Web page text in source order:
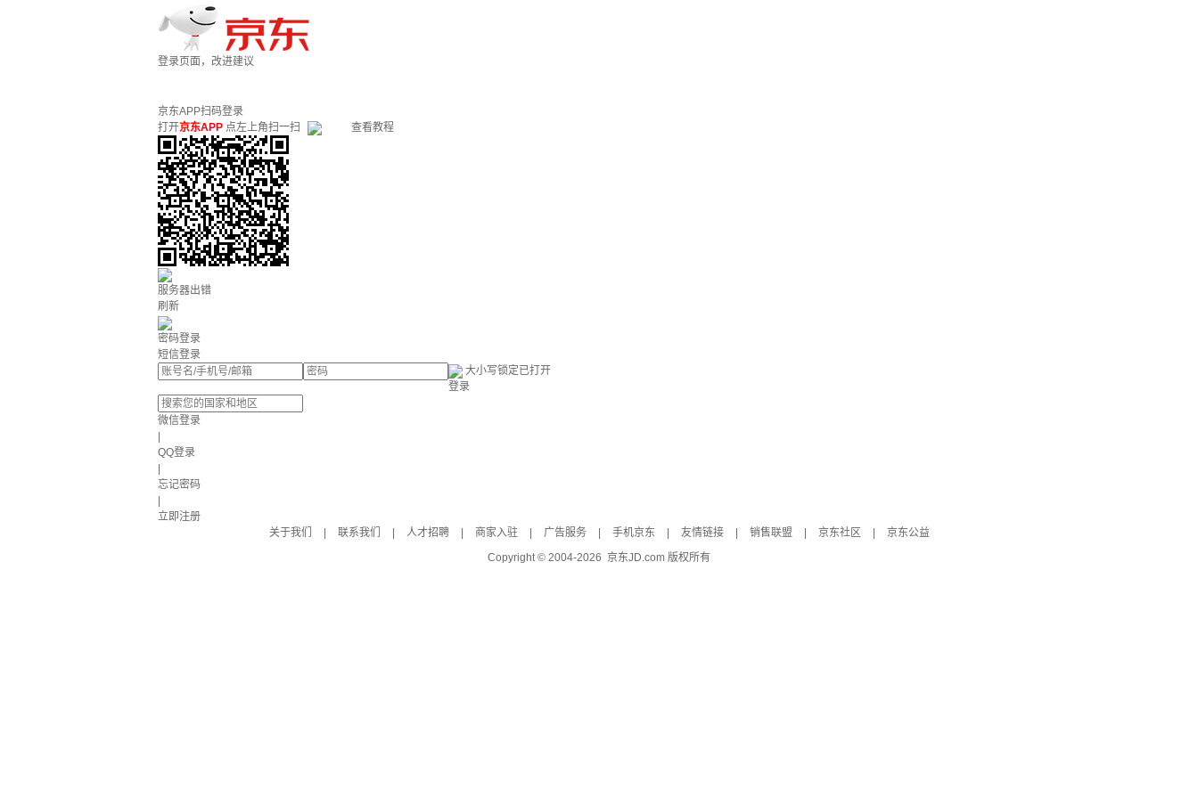
登录页面，改进建议
京东APP扫码登录
打开京东APP 点左上角扫一扫 查看教程
服务器出错
刷新
密码登录
短信登录
大小写锁定已打开
登录
微信登录
QQ登录
忘记密码
立即注册
关于我们
联系我们 人才招聘 商家入驻 广告服务 手机京东 友情链接 销售联盟 京东社区
京东公益
Copyright © 2004-2026 京东JD.com 版权所有